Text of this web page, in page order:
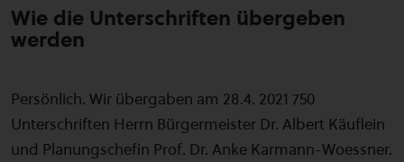
Wie die Unterschriften übergeben
werden
Persönlich. Wir übergaben am 28.4. 2021 750
Unterschriften Herrn Bürgermeister Dr. Albert Käuflein
und Planungschefin Prof. Dr. Anke Karmann-Woessner.